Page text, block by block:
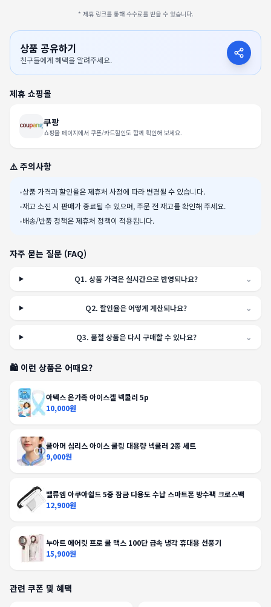
* 제휴 링크를 통해 수수료를 받을 수 있습니다.
상품 공유하기
친구들에게 혜택을 알려주세요.
제휴 쇼핑몰
쿠팡
쇼핑몰 페이지에서 쿠폰/카드할인도 함께 확인해 보세요.
⚠️ 주의사항
•상품 가격과 할인율은 제휴처 사정에 따라 변경될 수 있습니다.
•재고 소진 시 판매가 종료될 수 있으며, 주문 전 재고를 확인해 주세요.
•배송/반품 정책은 제휴처 정책이 적용됩니다.
자주 묻는 질문 (FAQ)
Q1.상품 가격은 실시간으로 반영되나요? ⌄
Q2.할인율은 어떻게 계산되나요? ⌄
Q3. 품절 상품은 다시 구매할 수 있나요? ⌄
🛍️ 이런 상품은 어때요?
아텍스 온가족 아이스겔 넥쿨러 5p
10,000원
쿨아머 심리스 아이스 쿨링 대용량 넥쿨러 2종 세트
9,000원
밸류엠 아쿠아쉴드 5중 잠금 다용도 수납 스마트폰 방수팩 크로스백
12,900원
누아트 에어릿 프로 쿨 맥스 100단 급속 냉각 휴대용 선풍기
15,900원
관련 쿠폰 및 혜택